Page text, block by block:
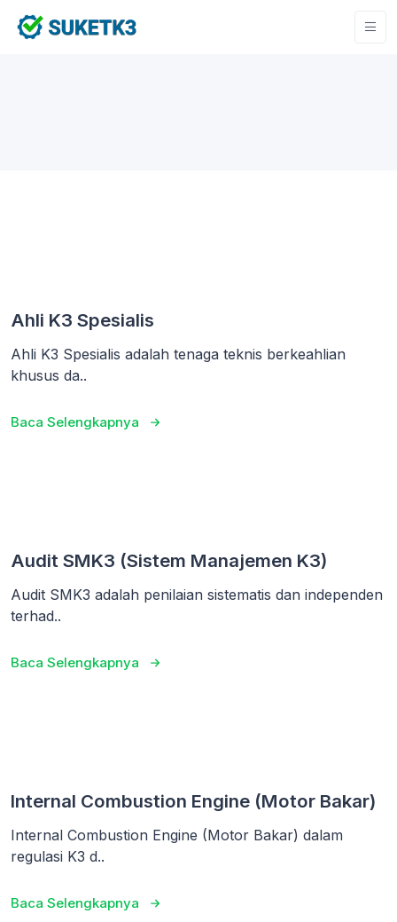
Ahli K3 Spesialis
Ahli K3 Spesialis adalah tenaga teknis berkeahlian
khusus da..
Baca Selengkapnya
Audit SMK3 (Sistem Manajemen K3)
Audit SMK3 adalah penilaian sistematis dan independen
terhad..
Baca Selengkapnya
Internal Combustion Engine (Motor Bakar)
Internal Combustion Engine (Motor Bakar) dalam
regulasi K3 d..
Baca Selengkapnya